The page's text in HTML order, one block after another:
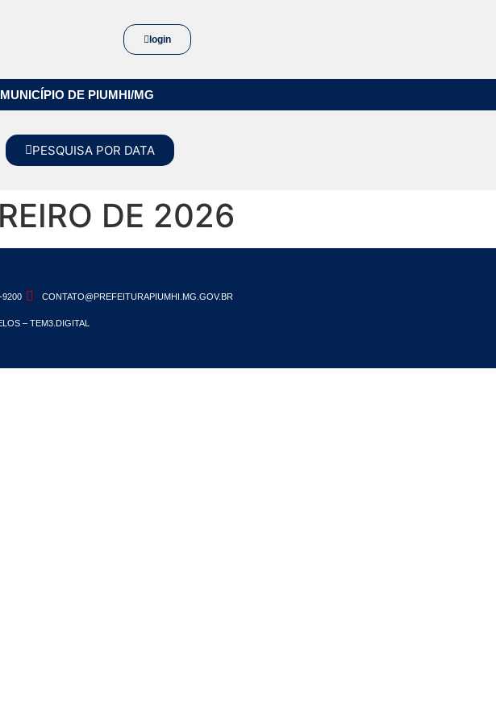
login
DE PIUMHI/MG
PESQUISA POR DATA
DE 2026
9200 CONTATO@PREFEITURAPIUMHI.MG.GOV.BR
– TEM3.DIGITAL